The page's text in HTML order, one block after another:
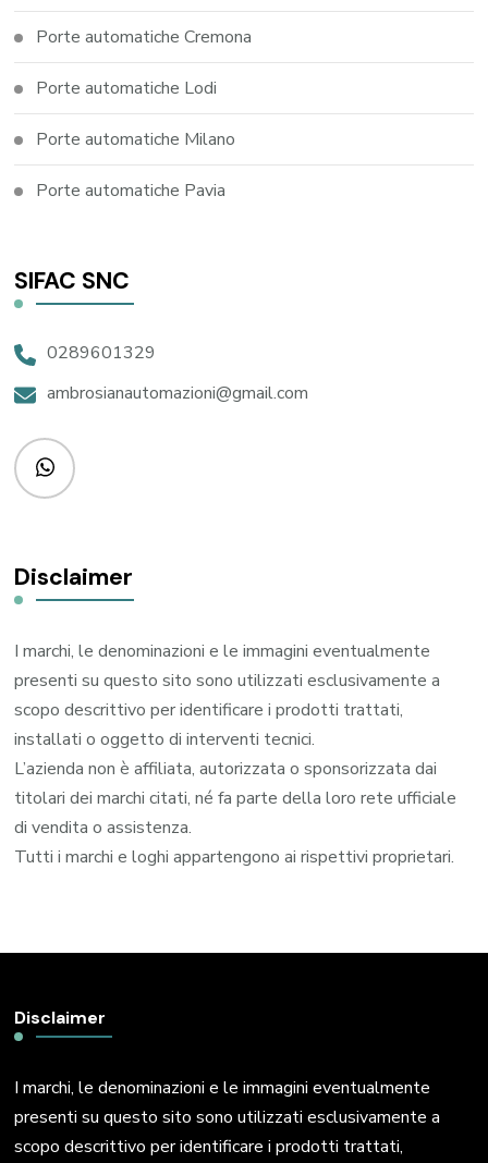
Porte automatiche Cremona
Porte automatiche Lodi
Porte automatiche Milano
Porte automatiche Pavia
SIFAC SNC
0289601329
ambrosianautomazioni@gmail.com
Disclaimer
I marchi, le denominazioni e le immagini eventualmente
presenti su questo sito sono utilizzati esclusivamente a
scopo descrittivo per identificare i prodotti trattati,
installati o oggetto di interventi tecnici.
L’azienda non è affiliata, autorizzata o sponsorizzata dai
titolari dei marchi citati, né fa parte della loro rete ufficiale
di vendita o assistenza.
Tutti i marchi e loghi appartengono ai rispettivi proprietari.
Disclaimer
I marchi, le denominazioni e le immagini eventualmente
presenti su questo sito sono utilizzati esclusivamente a
scopo descrittivo per identificare i prodotti trattati,